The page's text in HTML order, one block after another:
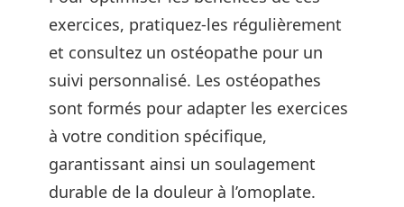
exercices, pratiquez-les régulièrement
et consultez un ostéopathe pour un
suivi personnalisé. Les ostéopathes
sont formés pour adapter les exercices
à votre condition spécifique,
garantissant ainsi un soulagement
durable de la douleur à l’omoplate.